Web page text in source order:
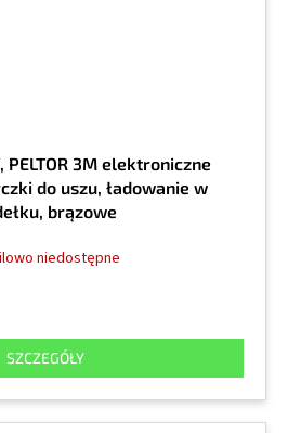
PELTOR 3M elektroniczne
do uszu, ładowanie w
brązowe
niedostępne
SZCZEGÓŁY